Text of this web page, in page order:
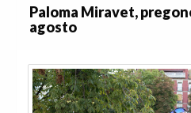
Paloma Miravet,
agosto